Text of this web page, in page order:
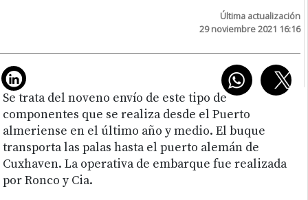
Última actualización
29 noviembre 2021 16:16
Se trata del noveno envío de este tipo de
componentes que se realiza desde el Puerto
almeriense en el último año y medio. El buque
transporta las palas hasta el puerto alemán de
Cuxhaven. La operativa de embarque fue realizada
por Ronco y Cia.